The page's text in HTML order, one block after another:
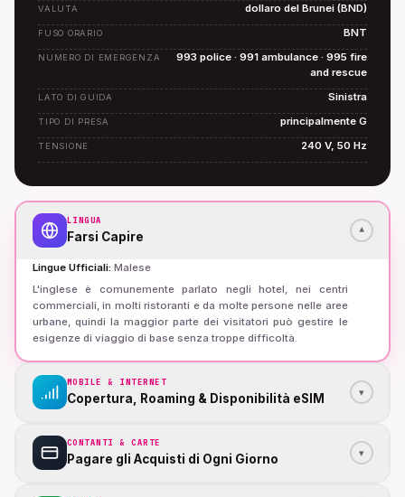
VALUTA dollaro del Brunei (BND)
FUSO ORARIO BNT
NUMERO DI EMERGENZA
993 police · 991 ambulance · 995 fire
and rescue
LATO DI GUIDA Sinistra
TIPO DI PRESA principalmente G
TENSIONE 240 V, 50 Hz
LINGUA
Farsi Capire ▾
Lingue Ufficiali: Malese
L'inglese è comunemente parlato negli hotel, nei centri
commerciali, in molti ristoranti e da molte persone nelle aree
urbane, quindi la maggior parte dei visitatori può gestire le
esigenze di viaggio di base senza troppe difficoltà.
MOBILE & INTERNET
Copertura, Roaming & Disponibilità eSIM ▾
CONTANTI & CARTE
Pagare gli Acquisti di Ogni Giorno ▾